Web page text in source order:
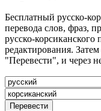
Бесплатный русско-
перевода слов, фраз,
русско-корсиканского
редактирования.
"Перевести", и через
Перевести